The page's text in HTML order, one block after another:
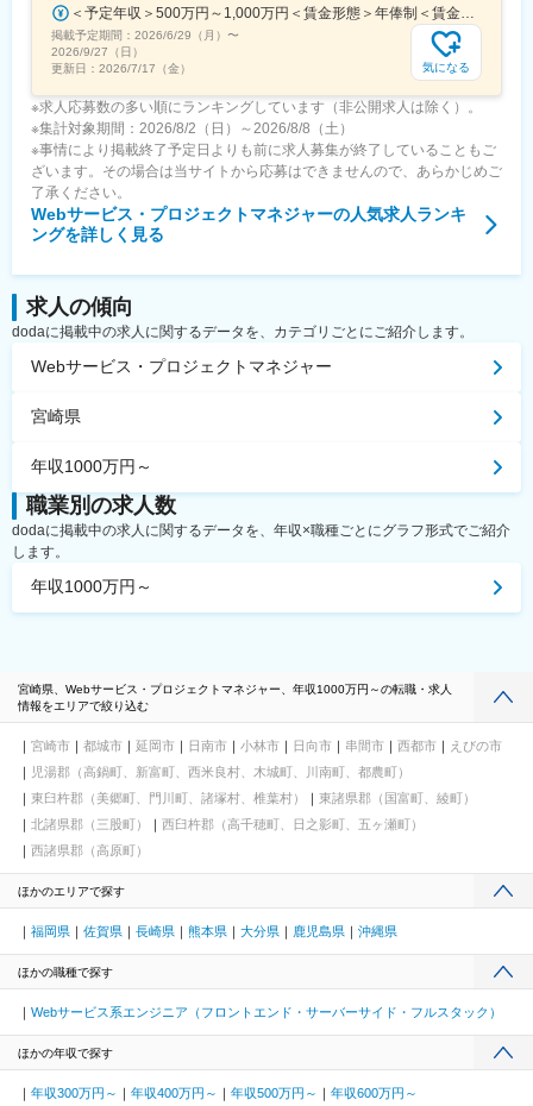
掲載予定期間： 2026/6/29（月） 〜
2026/9/27（日）
更新日： 2026/7/17（金） 気になる
※求人応募数の多い順にランキングしています（非公開求人は除く）。
※集計対象期間：2026/8/2（日）～2026/8/8（土）
※事情により掲載終了予定日よりも前に求人募集が終了していることもご
ざいます。その場合は当サイトから応募はできませんので、あらかじめご
了承ください。
Webサービス・プロジェクトマネジャーの人気求人ランキ
ングを詳しく見る
求人の傾向
dodaに掲載中の求人に関するデータを、カテゴリごとにご紹介します。
Webサービス・プロジェクトマネジャー
宮崎県
年収1000万円～
職業別の求人数
dodaに掲載中の求人に関するデータを、年収×職種ごとにグラフ形式でご紹介
します。
年収1000万円～
宮崎県、Webサービス・プロジェクトマネジャー、年収1000万円～の転職・求人
情報をエリアで絞り込む
宮崎市 都城市 延岡市 日南市 小林市 日向市 串間市 西都市
えびの市
児湯郡（高鍋町、新富町、西米良村、木城町、川南町、都農町）
東臼杵郡（美郷町、門川町、諸塚村、椎葉村）
東諸県郡（国富町、綾町）
北諸県郡（三股町）
西臼杵郡（高千穂町、日之影町、五ヶ瀬町）
西諸県郡（高原町）
ほかのエリアで探す
福岡県 佐賀県 長崎県 熊本県 大分県 鹿児島県 沖縄県
ほかの職種で探す
Webサービス系エンジニア（フロントエンド・サーバーサイド・フルスタック）
ほかの年収で探す
年収300万円～ 年収400万円～ 年収500万円～ 年収600万円～